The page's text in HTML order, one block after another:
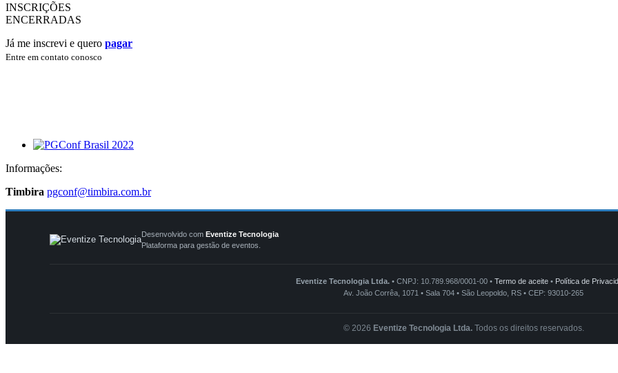
INSCRIÇÕES
ENCERRADAS
Já me inscrevi e quero pagar
Entre em contato conosco
Informações:
Timbira pgconf@timbira.com.br
Desenvolvido com Eventize Tecnologia
Plataforma para gestão de eventos.
Eventize Tecnologia Ltda. • CNPJ: 10.789.968/0001-00 • Termo de aceite • Política de
Av. João Corrêa, 1071 • Sala 704 • São Leopoldo, RS • CEP: 93010-265
© 2026 Eventize Tecnologia Ltda.Todos os direitos reservados.